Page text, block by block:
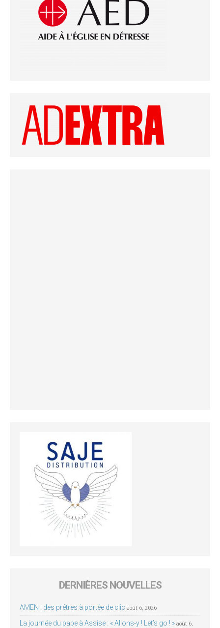
DERNIÈRES NOUVELLES
AMEN : des prêtres à portée de clic août 6, 2026
La journée du pape à Assise : « Allons-y ! Let’s go ! » août 6,